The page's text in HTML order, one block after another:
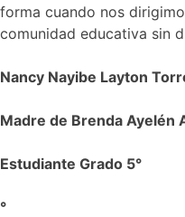
forma cuando nos
comunidad educativa sin
Nancy Nayibe Layton
Madre de Brenda Ayelén
Estudiante Grado 5°
°